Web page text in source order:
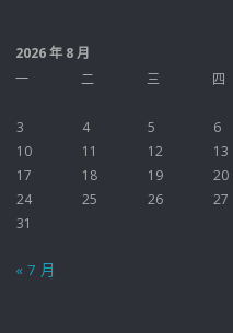
2026 年 8 月
一
二 三 四
3
4 5 6
10
11 12 13
17
18 19 20
24
25 26 27
31
« 7 月